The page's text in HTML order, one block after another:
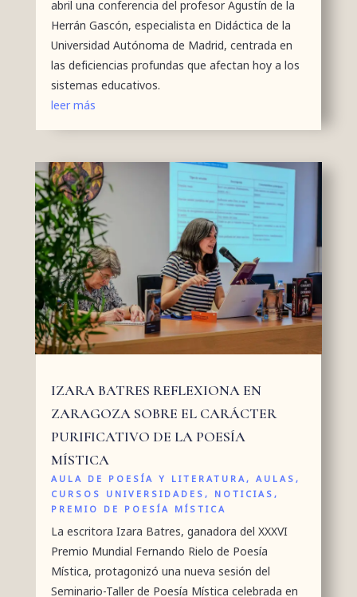
abril una conferencia del profesor Agustín de la
Herrán Gascón, especialista en Didáctica de la
Universidad Autónoma de Madrid, centrada en
las deficiencias profundas que afectan hoy a los
sistemas educativos.
leer más
IZARA BATRES REFLEXIONA EN
ZARAGOZA SOBRE EL CARÁCTER
PURIFICATIVO DE LA POESÍA
MÍSTICA
AULA DE POESÍA Y LITERATURA, AULAS,
CURSOS UNIVERSIDADES, NOTICIAS,
PREMIO DE POESÍA MÍSTICA
La escritora Izara Batres, ganadora del XXXVI
Premio Mundial Fernando Rielo de Poesía
Mística, protagonizó una nueva sesión del
Seminario-Taller de Poesía Mística celebrada en